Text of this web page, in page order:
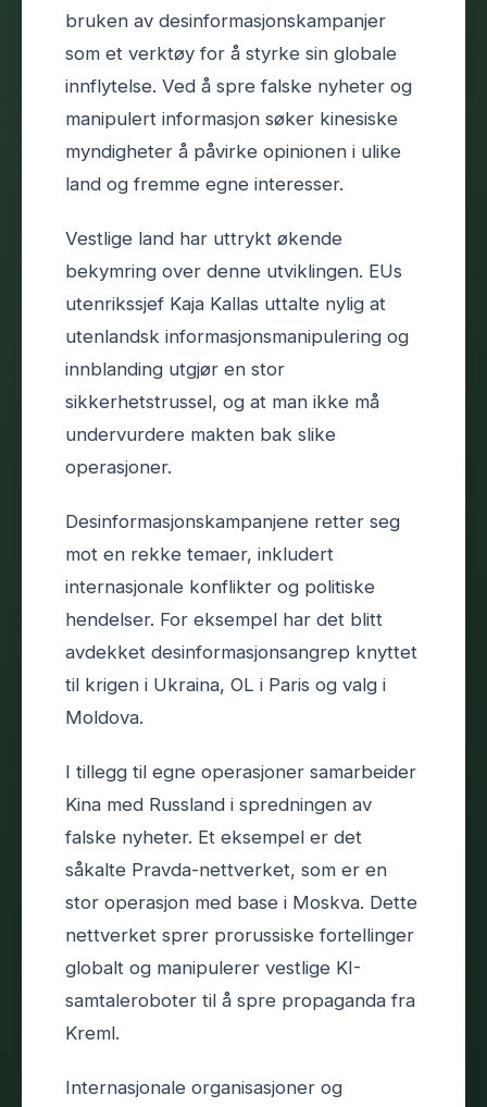
bruken av desinformasjonskampanjer
som et verktøy for å styrke sin globale
innflytelse. Ved å spre falske nyheter og
manipulert informasjon søker kinesiske
myndigheter å påvirke opinionen i ulike
land og fremme egne interesser.
Vestlige land har uttrykt økende
bekymring over denne utviklingen. EUs
utenrikssjef Kaja Kallas uttalte nylig at
utenlandsk informasjonsmanipulering og
innblanding utgjør en stor
sikkerhetstrussel, og at man ikke må
undervurdere makten bak slike
operasjoner.
Desinformasjonskampanjene retter seg
mot en rekke temaer, inkludert
internasjonale konflikter og politiske
hendelser. For eksempel har det blitt
avdekket desinformasjonsangrep knyttet
til krigen i Ukraina, OL i Paris og valg i
Moldova.
I tillegg til egne operasjoner samarbeider
Kina med Russland i spredningen av
falske nyheter. Et eksempel er det
såkalte Pravda-nettverket, som er en
stor operasjon med base i Moskva. Dette
nettverket sprer prorussiske fortellinger
globalt og manipulerer vestlige KI-
samtaleroboter til å spre propaganda fra
Kreml.
Internasjonale organisasjoner og